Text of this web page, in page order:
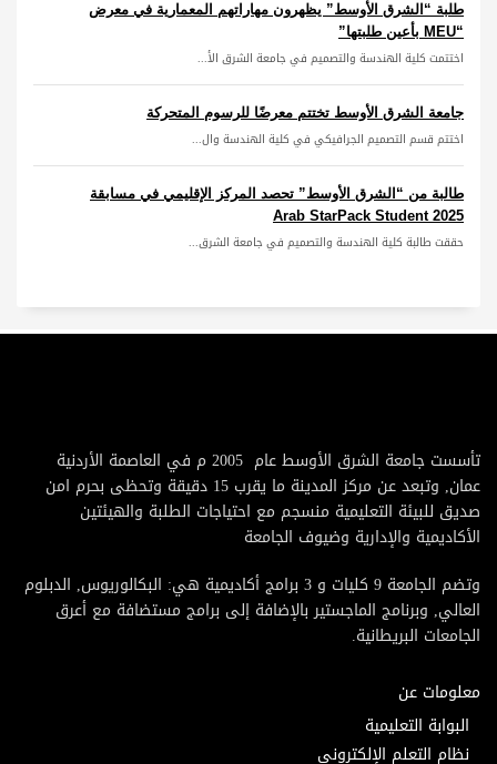
طلبة “الشرق الأوسط” يظهرون مهاراتهم المعمارية في معرض
“MEU بأعين طلبتها”
اختتمت كلية الهندسة والتصميم في جامعة الشرق الأ...
جامعة الشرق الأوسط تختتم معرضًا للرسوم المتحركة
اختتم قسم التصميم الجرافيكي في كلية الهندسة وال...
طالبة من “الشرق الأوسط” تحصد المركز الإقليمي في مسابقة
Arab StarPack Student 2025
حققت طالبة كلية الهندسة والتصميم في جامعة الشرق...
تأسست جامعة الشرق الأوسط عام 2005 م في العاصمة الأردنية
عمان, وتبعد عن مركز المدينة ما يقرب 15 دقيقة وتحظى بحرم امن
صديق للبيئة التعليمية منسجم مع احتياجات الطلبة والهيئتين
الأكاديمية والإدارية وضيوف الجامعة
وتضم الجامعة 9 كليات و 3 برامج أكاديمية هي: البكالوريوس, الدبلوم
العالي, وبرنامج الماجستير بالإضافة إلى برامج مستضافة مع أعرق
الجامعات البريطانية.
معلومات عن
البوابة التعليمية
نظام التعلم الإلكتروني